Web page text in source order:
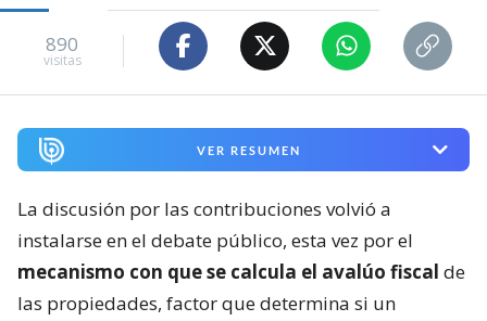
890
visitas
VER RESUMEN
La discusión por las contribuciones volvió a
instalarse en el debate público, esta vez por el
mecanismo con que se calcula el avalúo fiscal de
las propiedades, factor que determina si un